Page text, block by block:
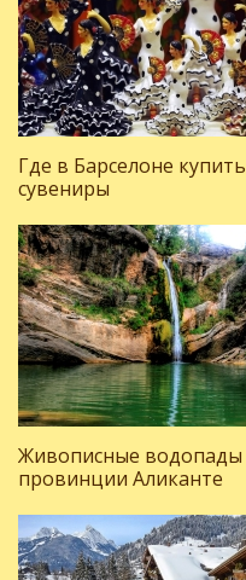
Где в Барселоне купить
сувениры
Живописные водопады
провинции Аликанте